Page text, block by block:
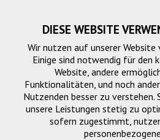
DIESE WEBSITE
Wir nutzen auf unserer Website
Einige sind notwendig für den
Website, andere
Funktionalitäten, und noch
Nutzenden besser zu verstehen.
unsere Leistungen stetig zu
sofern zugestimmt,